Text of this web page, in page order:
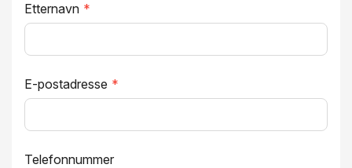
Etternavn *
E-postadresse *
Telefonnummer